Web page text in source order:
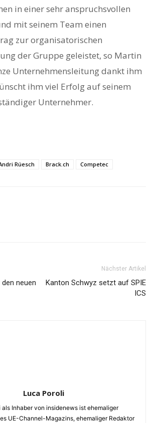
in einer sehr anspruchsvollen
mit seinem Team einen
zur organisatorischen
der Gruppe geleistet, so Martin
Unternehmensleitung dankt ihm
ihm viel Erfolg auf seinem
Unternehmer.
Rüesch Brack.ch Competec
neuen
Nächster Artikel
Kanton Schwyz setzt auf SPIE
ICS
Luca Poroli
als Inhaber von insidenews ist ehemaliger
UE-Channel-Magazins, ehemaliger Redaktor